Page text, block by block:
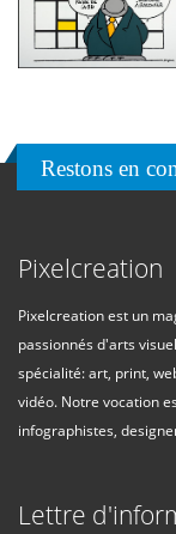
Restons en
Pixelcreation
Pixelcreation est un
passionnés d'arts
spécialité: art, print,
vidéo. Notre vocation
infographistes,
Lettre